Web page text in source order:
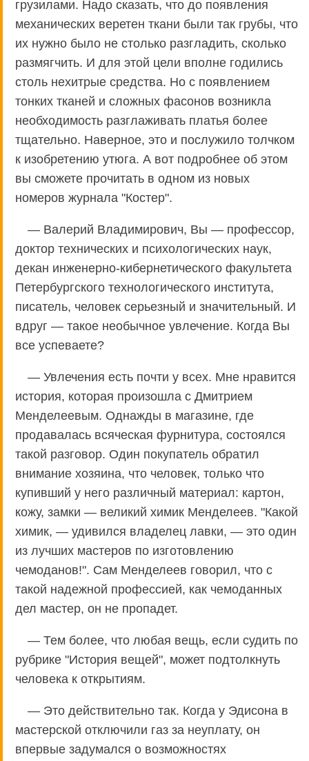
грузилами. Надо сказать, что до появления
механических веретен ткани были так грубы, что
их нужно было не столько разгладить, сколько
размягчить. И для этой цели вполне годились
столь нехитрые средства. Но с появлением
тонких тканей и сложных фасонов возникла
необходимость разглаживать платья более
тщательно. Наверное, это и послужило толчком
к изобретению утюга. А вот подробнее об этом
вы сможете прочитать в одном из новых
номеров журнала "Костер".
— Валерий Владимирович, Вы — профессор,
доктор технических и психологических наук,
декан инженерно-кибернетического факультета
Петербургского технологического института,
писатель, человек серьезный и значительный. И
вдруг — такое необычное увлечение. Когда Вы
все успеваете?
— Увлечения есть почти у всех. Мне нравится
история, которая произошла с Дмитрием
Менделеевым. Однажды в магазине, где
продавалась всяческая фурнитура, состоялся
такой разговор. Один покупатель обратил
внимание хозяина, что человек, только что
купивший у него различный материал: картон,
кожу, замки — великий химик Менделеев. "Какой
химик, — удивился владелец лавки, — это один
из лучших мастеров по изготовлению
чемоданов!". Сам Менделеев говорил, что с
такой надежной профессией, как чемоданных
дел мастер, он не пропадет.
— Тем более, что любая вещь, если судить по
рубрике "История вещей", может подтолкнуть
человека к открытиям.
— Это действительно так. Когда у Эдисона в
мастерской отключили газ за неуплату, он
впервые задумался о возможностях